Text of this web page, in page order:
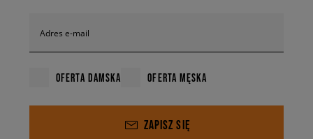
Adres e-mail
OFERTA DAMSKA OFERTA MĘSKA
ZAPISZ SIĘ